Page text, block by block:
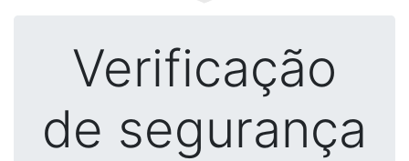
Verificação
de segurança